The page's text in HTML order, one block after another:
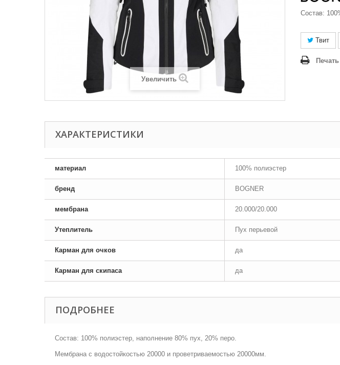
Увеличить
Состав:
Твит
Печать
ХАРАКТЕРИСТИКИ
материал 100% полиэстер
бренд BOGNER
мембрана 20.000/20.000
Утеплитель Пух перьевой
Карман для очков да
Карман для скипаса да
ПОДРОБНЕЕ
Состав: 100% полиэстер, наполнение 80% пух, 20% перо.
Мембрана с водостойкостью 20000 и проветриваемостью 20000мм.